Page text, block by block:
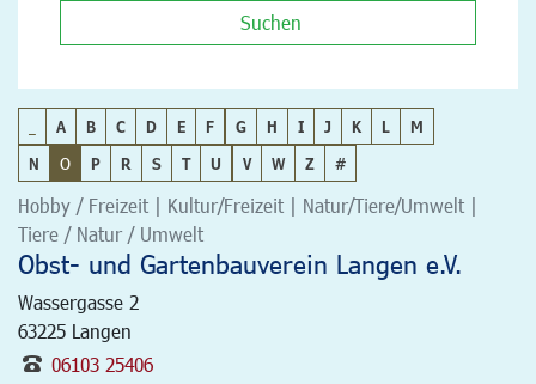
Suchen
A B C D E F G H I J K L
M
N
O P R S T U V W Z #
Hobby / Freizeit | Kultur/Freizeit | Natur/Tiere/Umwelt |
Tiere / Natur / Umwelt
Obst- und Gartenbauverein Langen e.V.
Wassergasse 2
63225 Langen
06103 25406